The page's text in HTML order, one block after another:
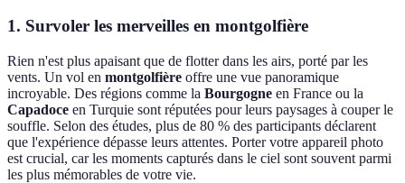
1. Survoler les merveilles en montgolfière
Rien n'est plus apaisant que de flotter dans les airs, porté par les
vents. Un vol en montgolfière offre une vue panoramique
incroyable. Des régions comme la Bourgogne en France ou la
Capadoce en Turquie sont réputées pour leurs paysages à couper le
souffle. Selon des études, plus de 80 % des participants déclarent
que l'expérience dépasse leurs attentes. Porter votre appareil photo
est crucial, car les moments capturés dans le ciel sont souvent parmi
les plus mémorables de votre vie.